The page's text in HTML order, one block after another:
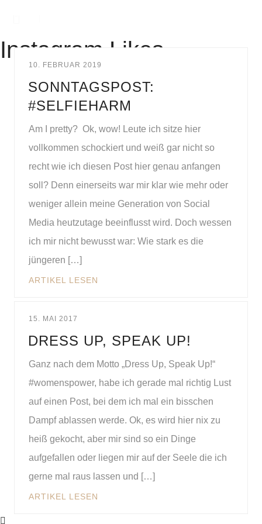
Instagram Likes
10. FEBRUAR 2019
SONNTAGSPOST:
#SELFIEHARM
Am I pretty? Ok, wow! Leute ich sitze hier
vollkommen schockiert und weiß gar nicht so
recht wie ich diesen Post hier genau anfangen
soll? Denn einerseits war mir klar wie mehr oder
weniger allein meine Generation von Social
Media heutzutage beeinflusst wird. Doch wessen
ich mir nicht bewusst war: Wie stark es die
jüngeren […]
ARTIKEL LESEN
15. MAI 2017
DRESS UP, SPEAK UP!
Ganz nach dem Motto „Dress Up, Speak Up!“
#womenspower, habe ich gerade mal richtig Lust
auf einen Post, bei dem ich mal ein bisschen
Dampf ablassen werde. Ok, es wird hier nix zu
heiß gekocht, aber mir sind so ein Dinge
aufgefallen oder liegen mir auf der Seele die ich
gerne mal raus lassen und […]
ARTIKEL LESEN